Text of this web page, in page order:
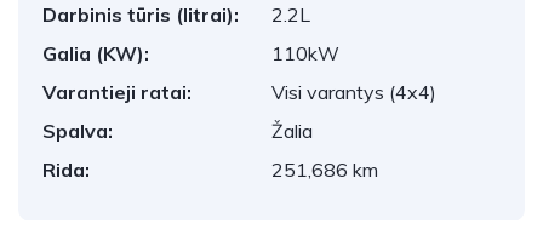
Darbinis tūris (litrai):
2.2L
Galia (KW):
110kW
Varantieji ratai:
Visi varantys (4x4)
Spalva:
Žalia
Rida:
251,686 km